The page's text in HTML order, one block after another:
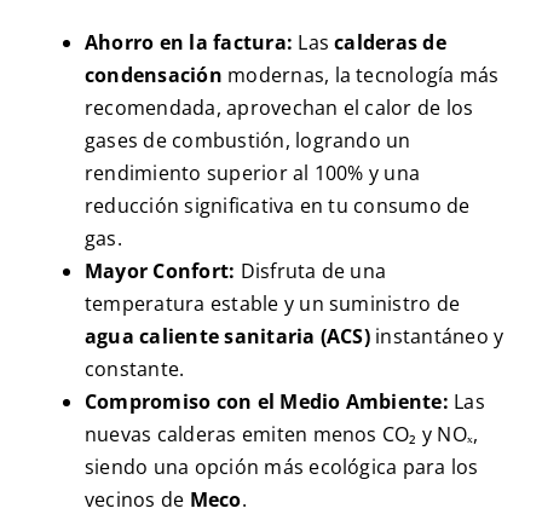
Ahorro en la factura: Lascalderas de
condensación modernas, la tecnología más
recomendada, aprovechan el calor de los
gases de combustión, logrando un
rendimiento superior al 100% y una
reducción significativa en tu consumo de
gas.
Mayor Confort: Disfruta de una
temperatura estable y un suministro de
agua caliente sanitaria (ACS)instantáneo y
constante.
Compromiso con el Medio Ambiente: Las
nuevas calderas emiten menos CO₂ y NOₓ,
siendo una opción más ecológica para los
vecinos de Meco.